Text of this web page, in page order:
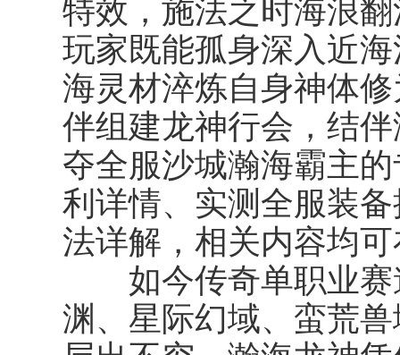
特效，施法之时海浪
玩家既能孤身深入近
海灵材淬炼自身神体
伴组建龙神行会，结
夺全服沙城瀚海霸主
利详情、实测全服装
法详解，相关内容均
如今传奇单职业赛
渊、星际幻域、蛮荒